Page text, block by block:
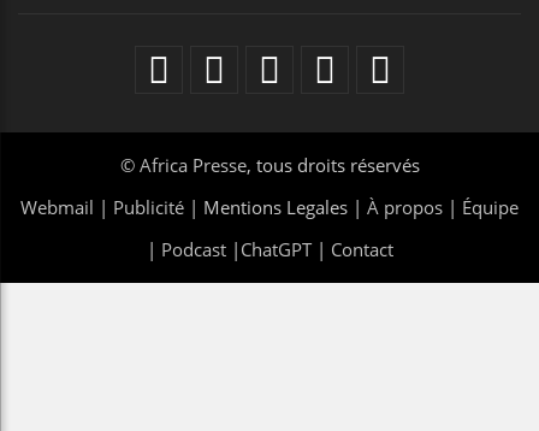
© Africa Presse, tous droits réservés
Webmail | Publicité | Mentions Legales | À propos | Équipe
| Podcast| ChatGPT| Contact